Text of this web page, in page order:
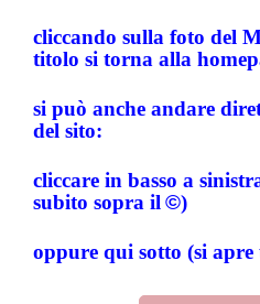
cliccando sulla foto del
titolo si torna alla
si può anche andare
del sito:
cliccare in basso a
subito sopra il ©)
oppure qui sotto (si